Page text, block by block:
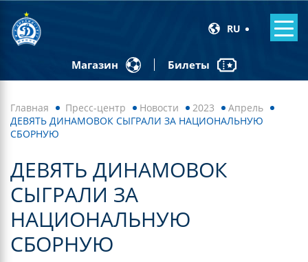
RU
Магазин Билеты
Главная Пресс-центр Новости 2023
Апрель
ДЕВЯТЬ ДИНАМОВОК СЫГРАЛИ ЗА НАЦИОНАЛЬНУЮ
СБОРНУЮ
ДЕВЯТЬ ДИНАМОВОК
СЫГРАЛИ ЗА
НАЦИОНАЛЬНУЮ
СБОРНУЮ